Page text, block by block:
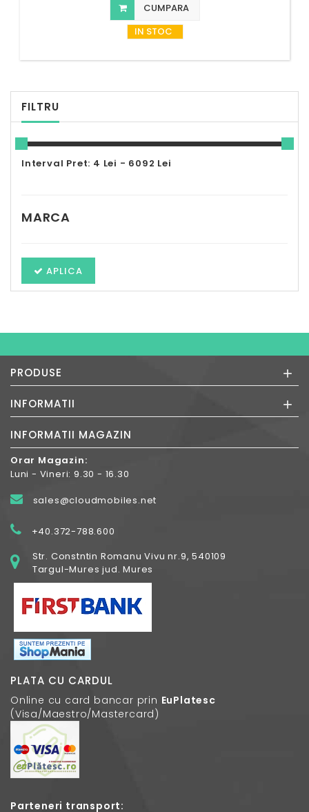
CUMPARA
IN STOC
FILTRU
Interval Pret: 4 Lei - 6092 Lei
MARCA
APLICA
PRODUSE +
INFORMATII +
INFORMATII MAGAZIN
Orar Magazin:
Luni - Vineri: 9.30 - 16.30
sales@cloudmobiles.net
+40.372-788.600
Str. Constntin Romanu Vivu nr.9, 540109
Targul-Mures jud. Mures
PLATA CU CARDUL
Online cu card bancar prin EuPlatesc
(Visa/Maestro/Mastercard)
Parteneri transport: